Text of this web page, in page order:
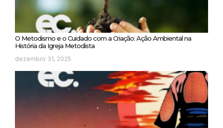
O Metodismo e o Cuidado com a Criação: Ação Ambiental na
História da Igreja Metodista
dezembro 31, 2025